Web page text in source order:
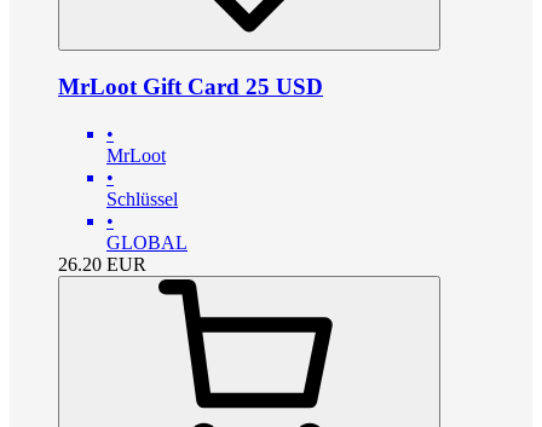
MrLoot Gift Card 25 USD
•
MrLoot
•
Schlüssel
•
GLOBAL
26.20 EUR